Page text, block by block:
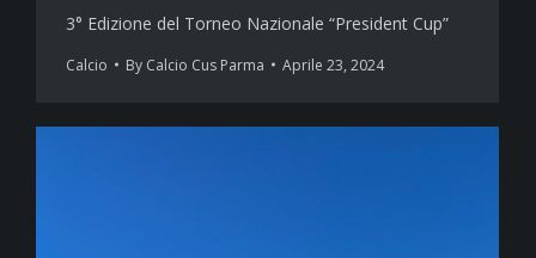
3° Edizione del Torneo Nazionale “President Cup”
Calcio By Calcio Cus Parma Aprile 23, 2024